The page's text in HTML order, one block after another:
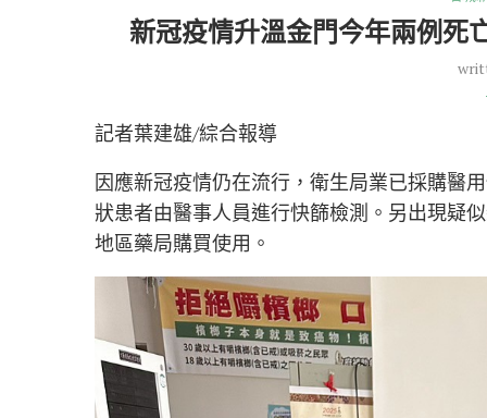
新冠疫情升溫金門今年兩例死
記者葉建雄/綜合報導
因應新冠疫情仍在流行，衛生局業已採購醫
狀患者由醫事人員進行快篩檢測。另出現疑
地區藥局購買使用。